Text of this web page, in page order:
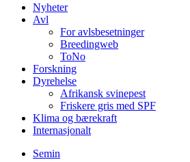
Nyheter
Avl
For avlsbesetninger
Breedingweb
ToNo
Forskning
Dyrehelse
Afrikansk svinepest
Friskere gris med SPF
Klima og bærekraft
Internasjonalt
Semin